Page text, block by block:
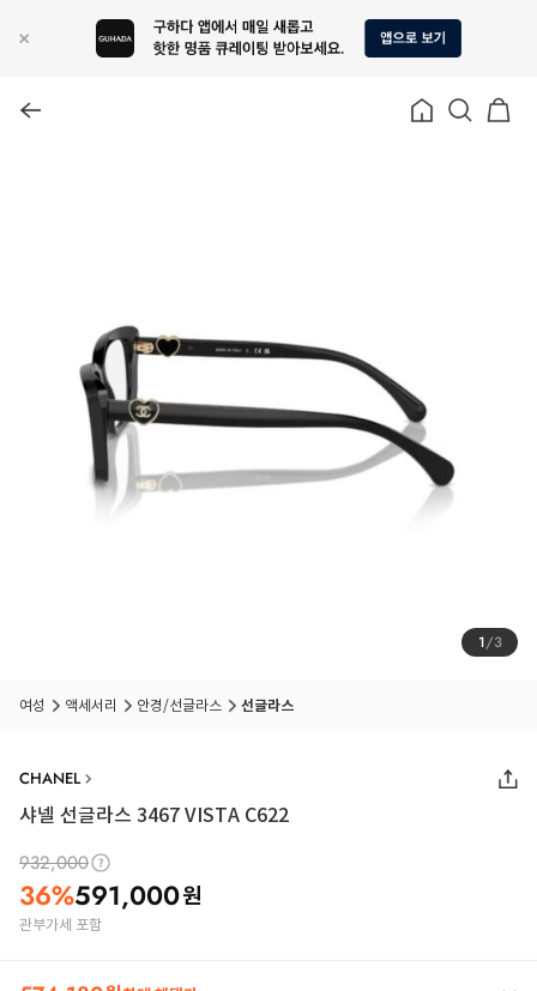
1/3
여성 액세서리 안경/선글라스 선글라스
CHANEL
샤넬 선글라스 3467 VISTA C622
932,000
36%591,000원
관부가세 포함